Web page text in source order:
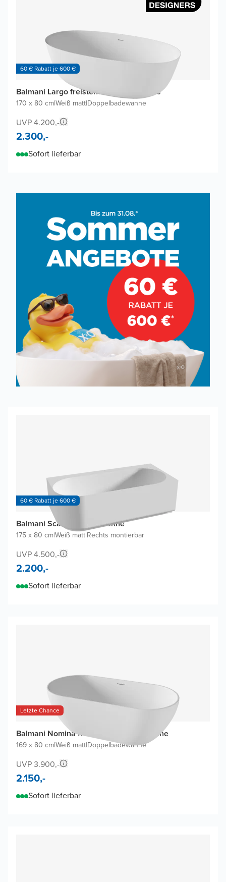
60 € Rabatt je 600 €
Balmani Largo freistehende Badewanne
170 x 80 cm|Weiß matt|Doppelbadewanne
UVP 4.200,-
2.300,-
Sofort lieferbar
60 € Rabatt je 600 €
Balmani Scala Eckbadewanne
175 x 80 cm|Weiß matt|Rechts montierbar
UVP 4.500,-
2.200,-
Sofort lieferbar
Letzte Chance
Balmani Nomina freistehende Badewanne
169 x 80 cm|Weiß matt|Doppelbadewanne
UVP 3.900,-
2.150,-
Sofort lieferbar